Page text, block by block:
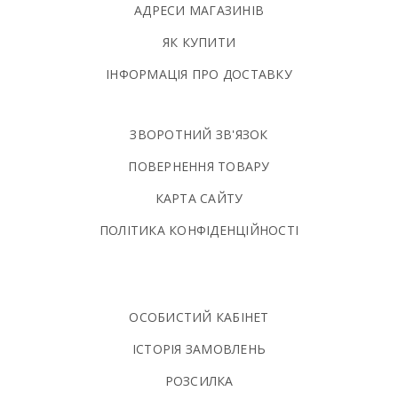
АДРЕСИ МАГАЗИНІВ
ЯК КУПИТИ
ІНФОРМАЦІЯ ПРО ДОСТАВКУ
ЗВОРОТНИЙ ЗВ'ЯЗОК
ПОВЕРНЕННЯ ТОВАРУ
КАРТА САЙТУ
ПОЛIТИКА КОНФIДЕНЦIЙНОСТI
ОСОБИСТИЙ КАБІНЕТ
ІСТОРІЯ ЗАМОВЛЕНЬ
РОЗСИЛКА